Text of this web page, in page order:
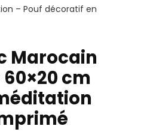
– Pouf décoratif en
Marocain
cm